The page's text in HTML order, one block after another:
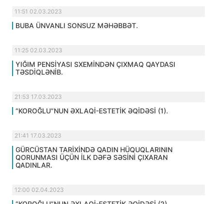
11:51 02.03.2023
BUBA ÜNVANLI SONSUZ MƏHƏBBƏT.
11:25 02.03.2023
YIĞIM PENSİYASI SXEMİNDƏN ÇIXMAQ QAYDASI
TƏSDİQLƏNİB.
21:53 17.03.2023
“KOROĞLU”NUN ƏXLAQİ-ESTETİK ƏQİDƏSİ (1).
21:41 17.03.2023
GÜRCÜSTAN TARİXİNDƏ QADIN HÜQUQLARININ
QORUNMASI ÜÇÜN İLK DƏFƏ SƏSİNİ ÇIXARAN
QADINLAR.
12:00 02.04.2023